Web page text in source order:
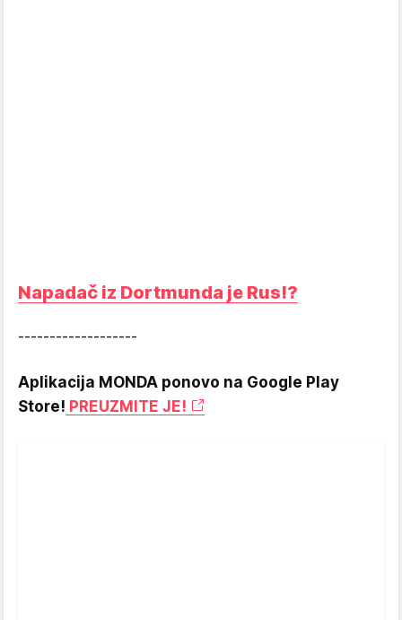
Napadač iz Dortmunda je Rus!?
-------------------
Aplikacija MONDA ponovo na Google Play
Store! PREUZMITE JE!